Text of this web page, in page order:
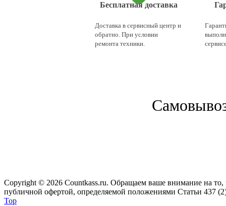
Бесплатная доставка
Доставка в сервисный центр и
обратно. При условии
ремонта техники.
Copyright © 2026 Сountkass.ru. Обращаем ваше внимание на
публичной офертой, определяемой положениями Статьи 437
Top